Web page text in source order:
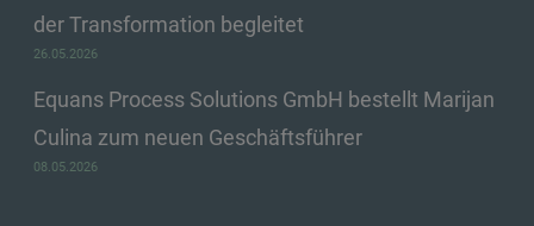
der Transformation begleitet
26.05.2026
Equans Process Solutions GmbH bestellt Marijan
Culina zum neuen Geschäftsführer
08.05.2026